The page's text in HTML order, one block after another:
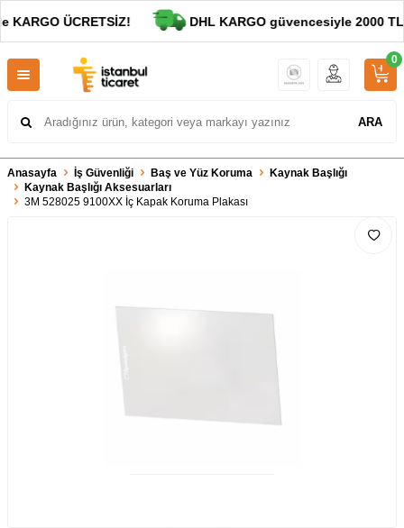
ÜCRETSİZ! DHL KARGO güvencesiyle 2000 TL
ARA
0
Anasayfa İş Güvenliği Baş ve Yüz Koruma
Kaynak Başlığı
Kaynak Başlığı Aksesuarları
3M 528025 9100XX İç Kapak Koruma Plakası